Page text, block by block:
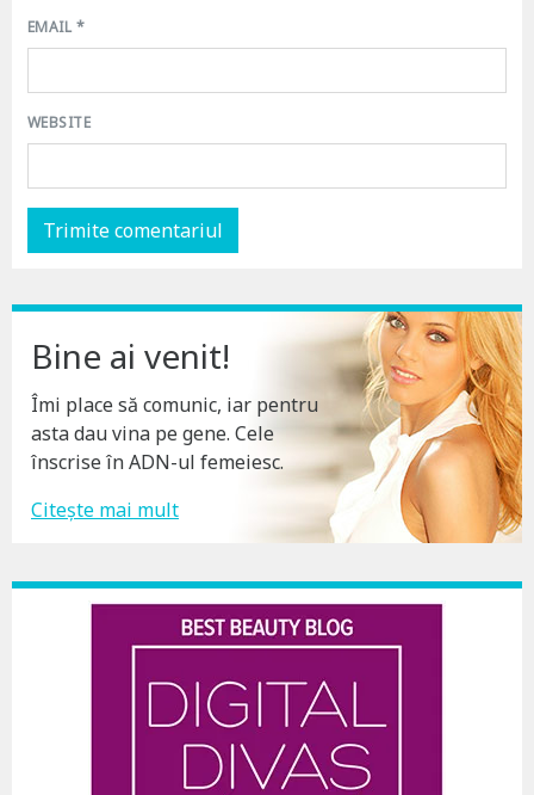
EMAIL*
WEBSITE
Bine ai venit!
Îmi place să comunic, iar pentru
asta dau vina pe gene. Cele
înscrise în ADN-ul femeiesc.
Citește mai mult